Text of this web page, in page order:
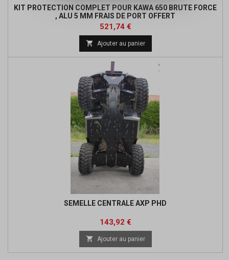
KIT PROTECTION COMPLET POUR KAWA 650 BRUTE FORCE
, ALU 5 MM FRAIS DE PORT OFFERT
Prix
521,74 €
 Ajouter au panier
SEMELLE CENTRALE AXP PHD
Prix
143,92 €Prix
de
base
 Ajouter au panier